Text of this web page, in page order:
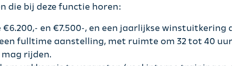
die bij deze functie horen:
en €7.500-, en een jaarlijkse winstuitkering
fulltime aanstelling, met ruimte om 32 tot 40
mag rijden.